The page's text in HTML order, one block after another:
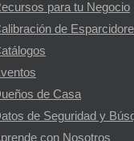
para tu Negocio
de
de Casa
de Seguridad y
con Nosotros